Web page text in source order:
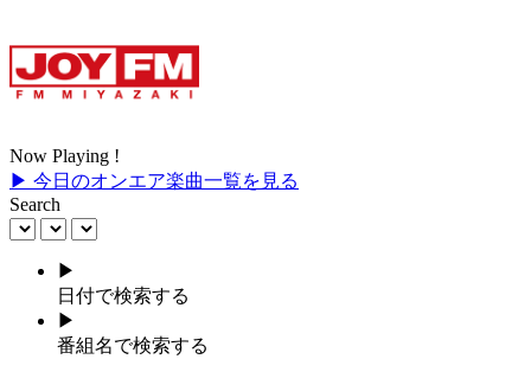
Now Playing !
▶ 今日のオンエア楽曲一覧を見る
Search
▶
日付で検索する
▶
番組名で検索する